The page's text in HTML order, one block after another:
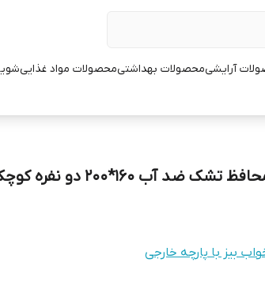
آرایشیمحصولات بهداشتیمحصولات مواد غذایی
خرید و قیمت محافظ تشک ضد آب 160*200
بیز با پارچه خارجی